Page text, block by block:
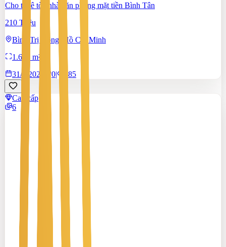
Cho thuê tòa nhà văn phòng mặt tiền Bình Tân
210 Triệu
Bình Trị Đông, Hồ Chí Minh
1.600 m²
31/7/2026
0| 185
Cao cấp
6